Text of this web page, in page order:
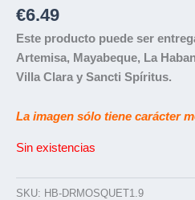
€6.49
Este producto puede ser
Artemisa, Mayabeque, La
Villa Clara y Sancti Spíritus.
La imagen sólo tiene carácter
Sin existencias
SKU: HB-DRMOSQUET1.9